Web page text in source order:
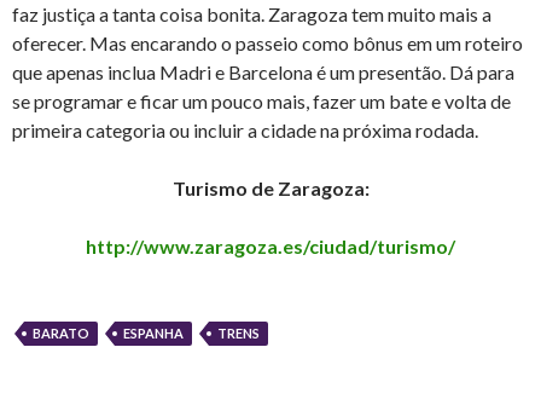
faz justiça a tanta coisa bonita. Zaragoza tem muito mais a
oferecer. Mas encarando o passeio como bônus em um roteiro
que apenas inclua Madri e Barcelona é um presentão. Dá para
se programar e ficar um pouco mais, fazer um bate e volta de
primeira categoria ou incluir a cidade na próxima rodada.
Turismo de Zaragoza:
http://www.zaragoza.es/ciudad/turismo/
BARATO ESPANHA TRENS